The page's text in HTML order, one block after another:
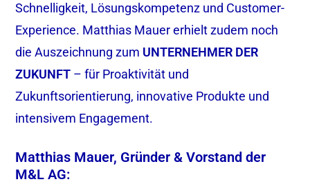
Schnelligkeit, Lösungskompetenz und Customer-
Experience. Matthias Mauer erhielt zudem noch
die Auszeichnung zum UNTERNEHMER DER
ZUKUNFT – für Proaktivität und
Zukunftsorientierung, innovative Produkte und
intensivem Engagement.
Matthias Mauer, Gründer & Vorstand der
M&L AG: